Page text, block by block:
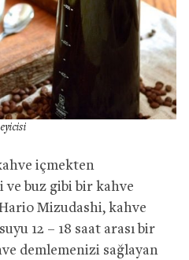
içmekten
buz gibi bir kahve
Mizudashi, kahve
12 – 18 saat arası bir
demlemenizi sağlayan